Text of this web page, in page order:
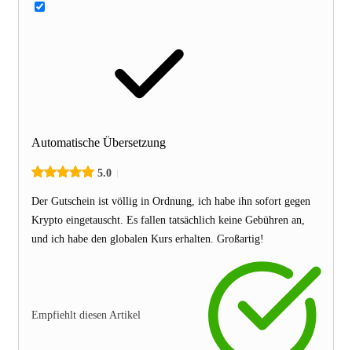
Automatische Übersetzung
5.0
Der Gutschein ist völlig in Ordnung, ich habe ihn sofort gegen
Krypto eingetauscht. Es fallen tatsächlich keine Gebühren an,
und ich habe den globalen Kurs erhalten. Großartig!
Empfiehlt diesen Artikel